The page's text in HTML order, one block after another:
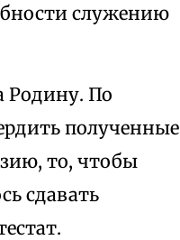
служению
Родину. По
полученные
то, чтобы
сдавать